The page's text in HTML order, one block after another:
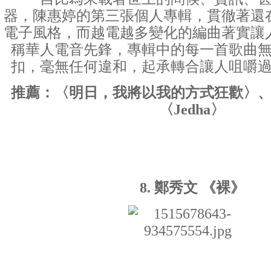
器，陳惠婷的第三張個人專輯，貫徹著還
電子風格，而越電越多變化的編曲著實讓
稱華人電音先鋒，專輯中的每一首歌曲
扣，毫無任何違和，起承轉合讓人咀嚼
推薦：〈明日，我將以我的方式狂歡〉
〈Jedha〉
8. 鄭秀文 《裸》